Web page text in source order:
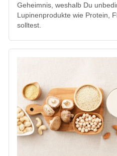
Geheimnis, weshalb Du
Lupinenprodukte wie Protein,
solltest.